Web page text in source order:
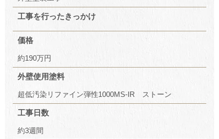
工事を行ったきっかけ
価格
約190万円
外壁使用塗料
超低汚染リファイン弾性1000MS-IR ストーン
工事日数
約3週間